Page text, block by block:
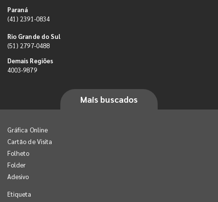
Paraná
(41) 2391-0834
Rio Grande do Sul
(51) 2797-0488
Demais Regiões
4003-9879
Mais buscados
Gráfica Online
Cartão de Visita
Folheto
Folder
Adesivo
Etiqueta